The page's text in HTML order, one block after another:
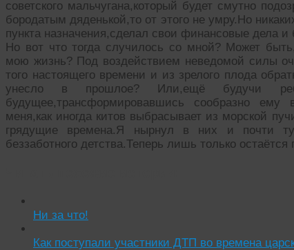
советского мальчугана,который будет смутно
бородатым дяденькой,то от этого не умру.Но
пункта назначения,сделал свои финансовые дела и
Но вот что тогда случилось со мной? Может
мою жизнь? Под воздействием неведомой силы
того настоящего времени и из зрелого плода
унесло в прошлое? Или,ещё будучи
будущее,трансформировавшись сообразно ему
меня,как иногда китов выбрасывает из морской
грядущие времена.Я нырнул в них и почти
беззаботного детства.Теперь лишь только
Ни за что!
Как поступали участники ДТП во времена